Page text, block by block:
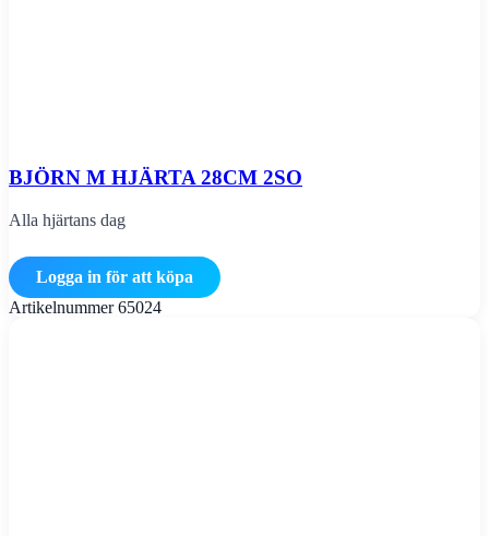
BJÖRN M HJÄRTA 28CM 2SO
Alla hjärtans dag
Logga in för att köpa
Artikelnummer65024